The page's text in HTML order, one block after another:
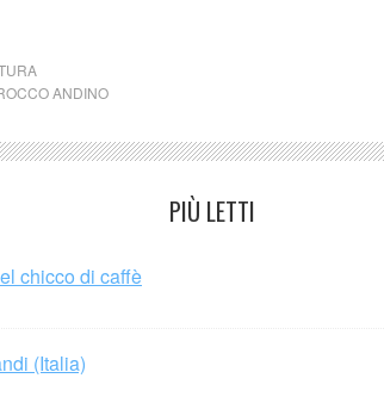
ANDINO
PIÙ LETTI
chicco di caffè
(Italia)